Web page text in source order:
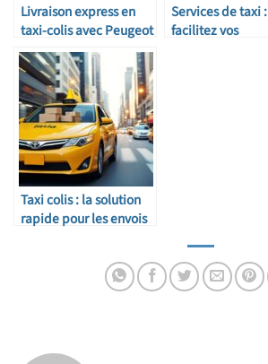
Livraison express en
taxi-colis avec Peugeot
Partner et Renault
Express dans toute la
France
Services de taxi :
facilitez vos
Taxi colis : la solution
rapide pour les envois